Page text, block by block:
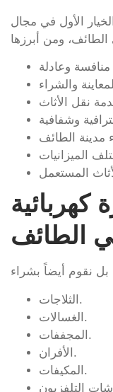
الأول في مجال
كهربائية
الطائف
الثلاجات.
الغسالات.
المجففات.
الأفران.
المكيفات.